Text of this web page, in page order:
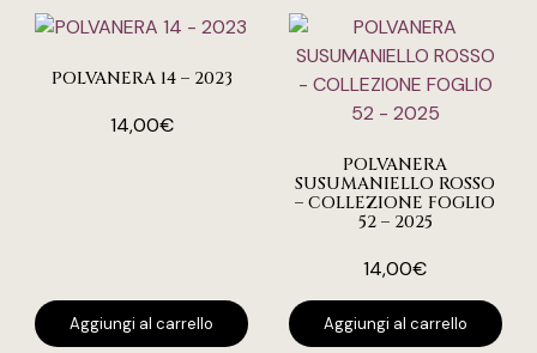
POLVANERA 14 – 2023
14,00€
Aggiungi al carrello
POLVANERA
SUSUMANIELLO ROSSO
– COLLEZIONE FOGLIO
52 – 2025
14,00€
Aggiungi al carrello